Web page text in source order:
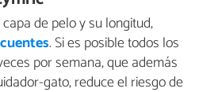
de pelo y su longitud,
. Si es posible todos los
por semana, que además
gato, reduce el riesgo de